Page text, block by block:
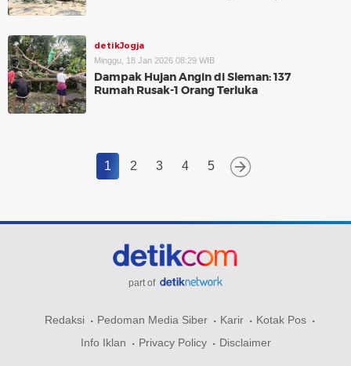
detikJogja
Minggu, 18 Jan 2026 08:29 WIB
Dampak Hujan Angin di Sleman: 137
Rumah Rusak-1 Orang Terluka
1 2 3 4 5
part of
Redaksi Pedoman Media Siber Karir
Kotak Pos
Info Iklan
Privacy Policy Disclaimer